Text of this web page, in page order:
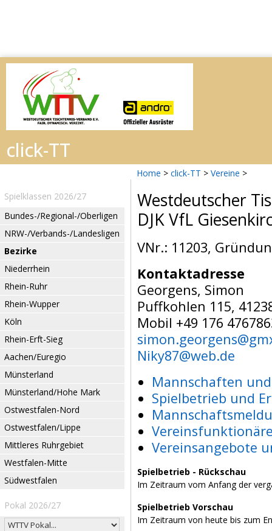
Home > click-TT > Vereine >
Spielklassen 2026/27
Bundes-/Regional-/Oberligen
NRW-/Verbands-/Landesligen
Bezirke
Niederrhein
Rhein-Ruhr
Rhein-Wupper
Köln
Rhein-Erft-Sieg
Aachen/Euregio
Münsterland
Münsterland/Hohe Mark
Ostwestfalen-Nord
Ostwestfalen/Lippe
Mittleres Ruhrgebiet
Westfalen-Mitte
Südwestfalen
Pokal 2026/27
Westdeutscher
DJK VfL
VNr.: 11203,
Kontaktadresse
Georgens, Simon
Puffkohlen 115,
Mobil +49 176
Niky87@web.de
Mannschaften
Spielbetrieb und
Vereinsangebote
Spielbetrieb - Rückschau
Im Zeitraum vom Anfang der
Spielbetrieb Vorschau
Im Zeitraum von heute bis zum